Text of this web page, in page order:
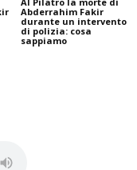
Abderrahim Fakir
durante un intervento
di polizia: cosa
sappiamo